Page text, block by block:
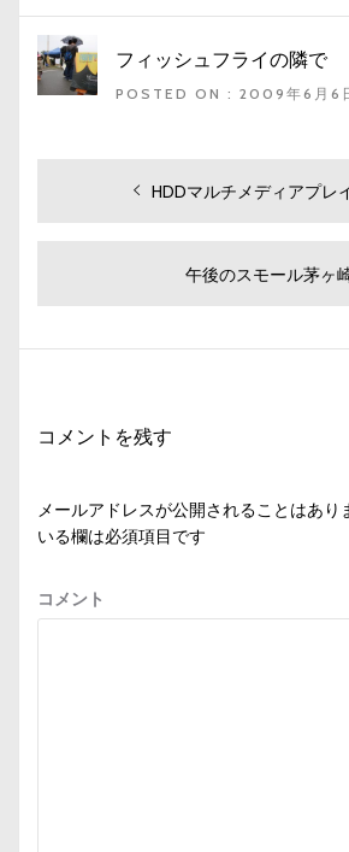
フィッシュフライの隣で
POSTED ON : 2009年6月6
ョ
過
HDDマルチメディアプレ
次
稿:
午後のスモール茅ヶ
コメントを残す
メールアドレスが公開されることはあり
いる欄は必須項目です
コメント